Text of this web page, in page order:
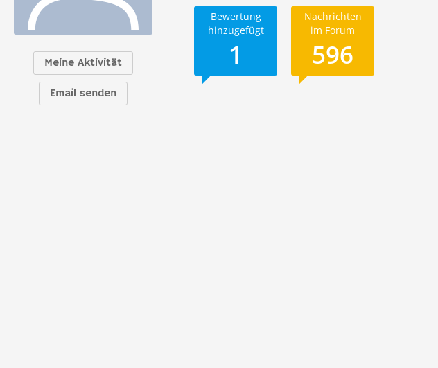
Meine Aktivität
Email senden
Bewertung
hinzugefügt
1
Nachrichten
im Forum
596